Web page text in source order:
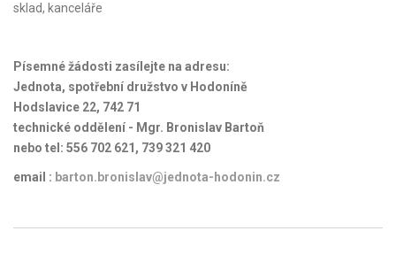
sklad, kanceláře
Písemné žádosti zasílejte na adresu:
Jednota, spotřební družstvo v Hodoníně
Hodslavice 22, 742 71
technické oddělení - Mgr. Bronislav Bartoň
nebo tel: 556 702 621, 739 321 420
email : barton.bronislav@jednota-hodonin.cz